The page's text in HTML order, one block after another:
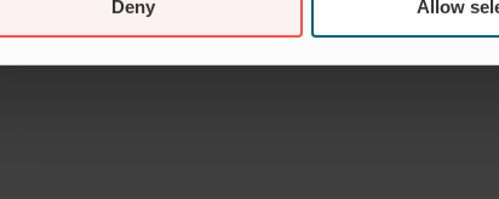
Deny Allow